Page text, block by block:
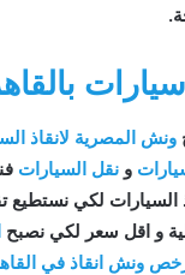
ونش المصرية لانقاذ
و نقل السيارات
السيارات لكي نستطيع
و اقل سعر لكي نصبح
ونش انقاذ في